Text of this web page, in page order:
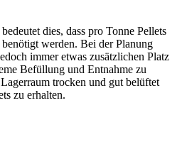
dies, dass pro Tonne Pellets
werden. Bei der Planung
immer etwas zusätzlichen Platz
Befüllung und Entnahme zu
trocken und gut belüftet
zu erhalten.